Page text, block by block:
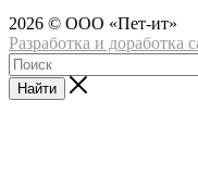
2026 © ООО «Пет-ит»
Разработка и доработка
Найти